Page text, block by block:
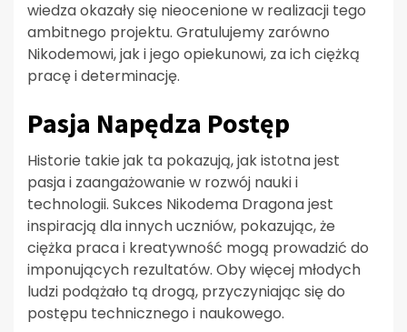
wiedza okazały się nieocenione w realizacji tego
ambitnego projektu. Gratulujemy zarówno
Nikodemowi, jak i jego opiekunowi, za ich ciężką
pracę i determinację.
Pasja Napędza Postęp
Historie takie jak ta pokazują, jak istotna jest
pasja i zaangażowanie w rozwój nauki i
technologii. Sukces Nikodema Dragona jest
inspiracją dla innych uczniów, pokazując, że
ciężka praca i kreatywność mogą prowadzić do
imponujących rezultatów. Oby więcej młodych
ludzi podążało tą drogą, przyczyniając się do
postępu technicznego i naukowego.